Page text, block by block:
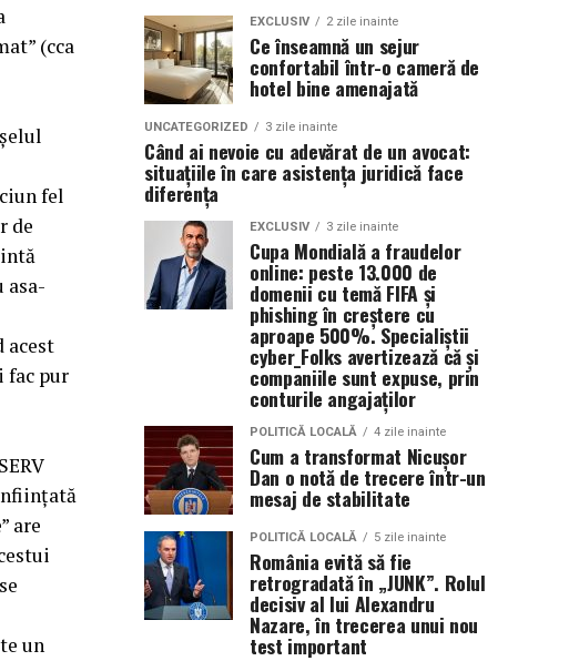
(cca
fel
de
asa-
acest
fac pur
are
un
EXCLUSIV 2 zile inainte
Ce înseamnă un sejur
confortabil într-o cameră de
hotel bine amenajată
UNCATEGORIZED 3 zile inainte
Când ai nevoie cu adevărat de un avocat:
situațiile în care asistența juridică face
diferența
EXCLUSIV 3 zile inainte
Cupa Mondială a fraudelor
online: peste 13.000 de
domenii cu temă FIFA și
phishing în creștere cu
aproape 500%. Specialiștii
cyber_Folks avertizează că și
companiile sunt expuse, prin
conturile angajaților
POLITICĂ LOCALĂ 4 zile inainte
Cum a transformat Nicușor
Dan o notă de trecere într-un
mesaj de stabilitate
POLITICĂ LOCALĂ 5 zile inainte
România evită să fie
retrogradată în „JUNK”. Rolul
decisiv al lui Alexandru
Nazare, în trecerea unui nou
test important